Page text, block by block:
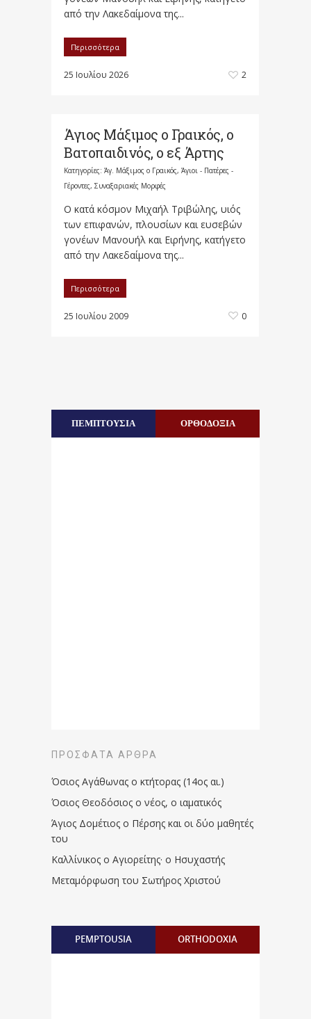
από την Λακεδαίμονα της...
Περισσότερα
25 Ιουλίου 2026 2
Άγιος Μάξιμος ο Γραικός, ο
Βατοπαιδινός, ο εξ Άρτης
Κατηγορίες: Άγ. Μάξιμος ο Γραικός, Άγιοι - Πατέρες -
Γέροντες, Συναξαριακές Μορφές
Ο κατά κόσμον Μιχαήλ Τριβώλης, υιός
των επιφανών, πλουσίων και ευσεβών
γονέων Μανουήλ και Ειρήνης, κατήγετο
από την Λακεδαίμονα της...
Περισσότερα
25 Ιουλίου 2009 0
ΠΕΜΠΤΟΥΣΙΑ ΟΡΘΟΔΟΞΙΑ
ΠΡΌΣΦΑΤΑ ΆΡΘΡΑ
Όσιος Αγάθωνας ο κτήτορας (14ος αι.)
Όσιος Θεοδόσιος ο νέος, ο ιαματικός
Άγιος Δομέτιος ο Πέρσης και οι δύο μαθητές
του
Καλλίνικος ο Αγιορείτης · ο Ησυχαστής
Μεταμόρφωση του Σωτήρος Χριστού
PEMPTOUSIA ORTHODOXIA